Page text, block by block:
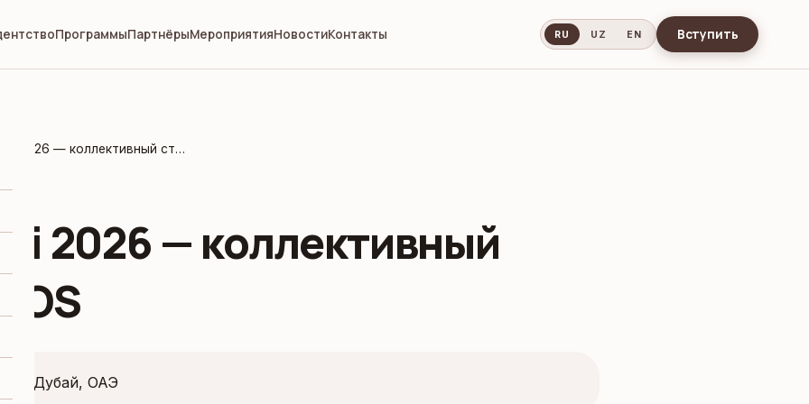
ПрограммыПартнёрыМероприятияНовостиКонтакты RU UZ EN Вступить
Index Dubai 2026 — коллективный стенд MEYOS
2026 — коллективный
Дубай, ОАЭ